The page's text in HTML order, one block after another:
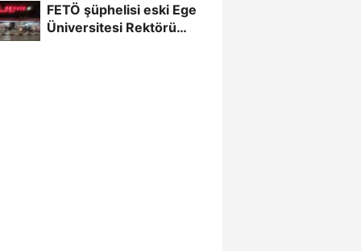
FETÖ şüphelisi eski Ege
Üniversitesi Rektörü